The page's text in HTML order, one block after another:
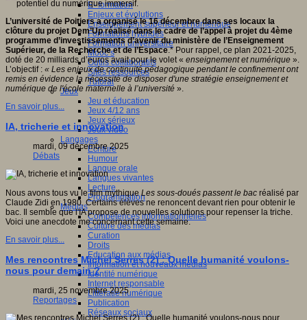
E- formation
Enjeux et évolutions
Enseignement supérieur et numérique
Formations hybrides
Formation universitaire
Mooc’s
Outils collaboratifs
Sites ressources
Tutorat
Jeux
Jeu et éducation
Jeux 4/12 ans
Jeux sérieux
Jeux vidéo
Langages
Ecriture
Humour
Langue orale
Langues vivantes
Lecture
Programmation
Médias
Compétences informationnelles
Culture des médias
Curation
Droits
Education aux médias
Information et nouveaux médias
Identité numérique
Internet responsable
Littératie numérique
Publication
Réseaux sociaux
L’université de Poitiers a organisé le 16 décembre dans ses locaux la
clôture du projet Dem’Up réalisé dans le cadre de l’appel à projet du 4ème
programme d’investissements d’avenir du ministère de l’Enseignement
Supérieur, de la Recherche et de l’Espace.* Pour rappel, ce plan 2021-2025,
doté de 20 milliards d’euros avait pour le volet « enseignement et numérique ».
L’objectif : « Les enjeux de continuité pédagogique pendant le confinement ont
remis en évidence la nécessité de disposer d'une stratégie enseignement et
numérique de l'école maternelle à l’université ».
En savoir plus...
IA, tricherie et innovation
mardi, 09 décembre 2025
Débats
Nous avons tous vu le film mythiqueLes sous-doués passent le bac réalisé par
Claude Zidi en 1980. Certains élèves ne renoncent devant rien pour obtenir le
bac. Il semble que l'IA propose de nouvelles solutions pour repenser la triche.
Voici une anecdote me concernant cette semaine.
En savoir plus...
Mes rencontres Michel Serres (2) : Quelle humanité voulons-
nous pour demain ?
mardi, 25 novembre 2025
Reportages